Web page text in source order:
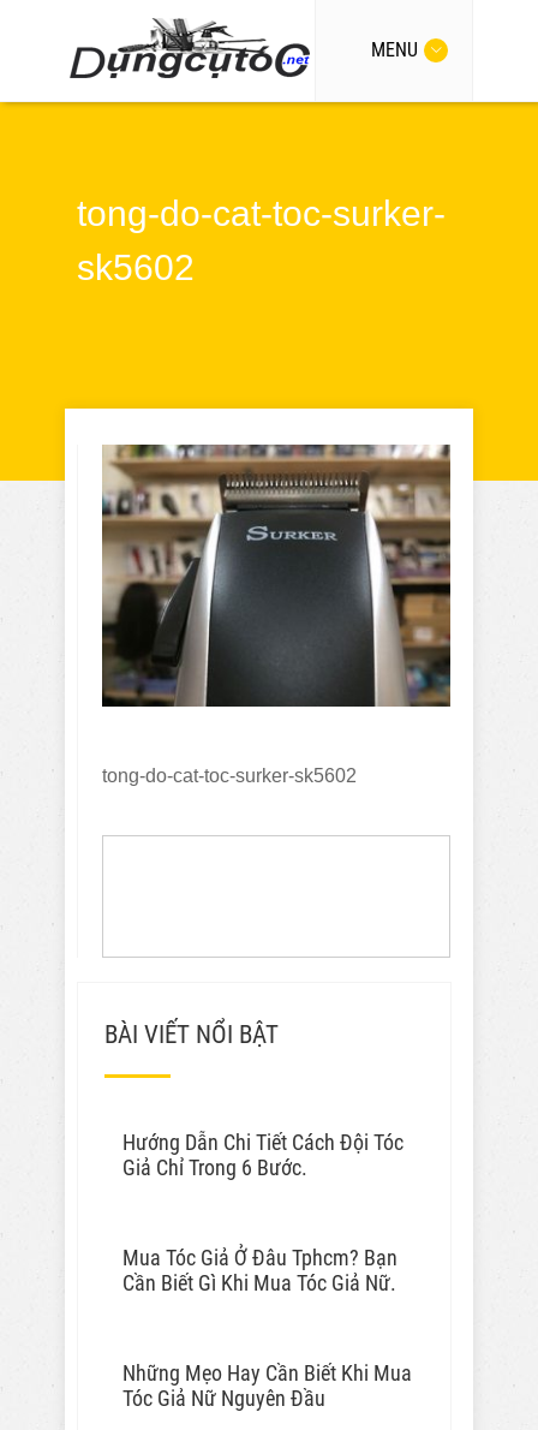
MENU
tong-do-cat-toc-surker-
sk5602
tong-do-cat-toc-surker-sk5602
BÀI VIẾT NỔI BẬT
Hướng Dẫn Chi Tiết Cách Đội Tóc
Giả Chỉ Trong 6 Bước.
Mua Tóc Giả Ở Đâu Tphcm? Bạn
Cần Biết Gì Khi Mua Tóc Giả Nữ.
Những Mẹo Hay Cần Biết Khi Mua
Tóc Giả Nữ Nguyên Đầu